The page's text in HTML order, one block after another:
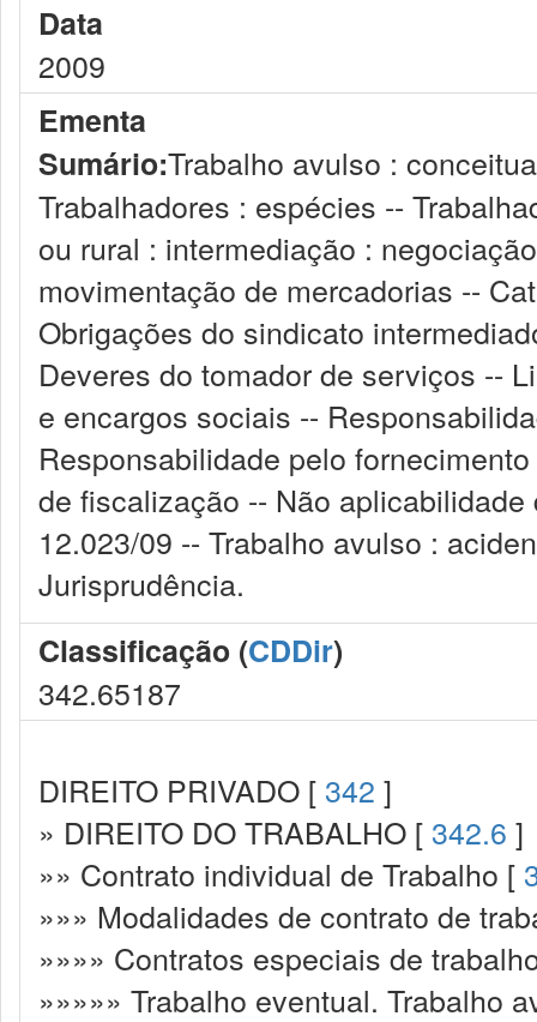
Data
2009
Ementa
Sumário:Trabalho avulso :
Trabalhadores : espécies --
ou rural : intermediação :
movimentação de mercadorias --
Obrigações do sindicato
Deveres do tomador de serviços --
e encargos sociais --
Responsabilidade pelo
de fiscalização -- Não
12.023/09 -- Trabalho avulso :
Jurisprudência.
Classificação (CDDir)
342.65187
DIREITO PRIVADO [ 342 ]
» DIREITO DO TRABALHO [ 342.6 ]
»» Contrato individual de Trabalho [
»»» Modalidades de contrato de
»»»» Contratos especiais de
»»»»» Trabalho eventual. Trabalho